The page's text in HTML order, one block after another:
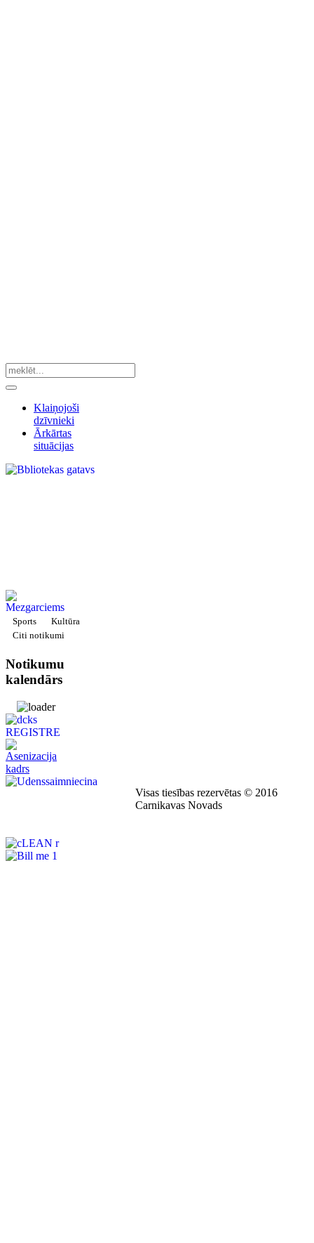
Klaiņojoši
dzīvnieki
Ārkārtas
situācijas
Sports
Kultūra
Citi notikumi
Notikumu
kalendārs
Visas tiesības rezervētas © 2016
Carnikavas Novads